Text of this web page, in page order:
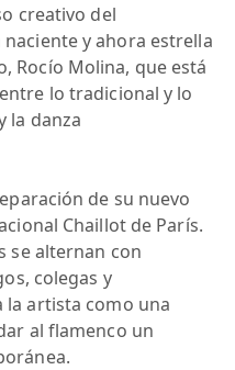
creativo del
y ahora estrella
Rocío Molina, que está
lo tradicional y lo
la danza
de su nuevo
Chaillot de París.
se alternan con
colegas y
la artista como una
al flamenco un